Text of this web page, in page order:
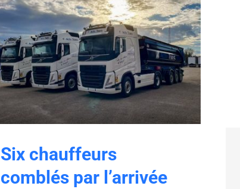
Six chauffeurs
comblés par l’arrivée